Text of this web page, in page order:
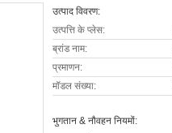
उत्पाद विवरण:
उत्पत्ति के प्लेस:
ब्रांड नाम:
प्रमाणन:
मॉडल संख्या:
भुगतान & नौवहन नियमों: